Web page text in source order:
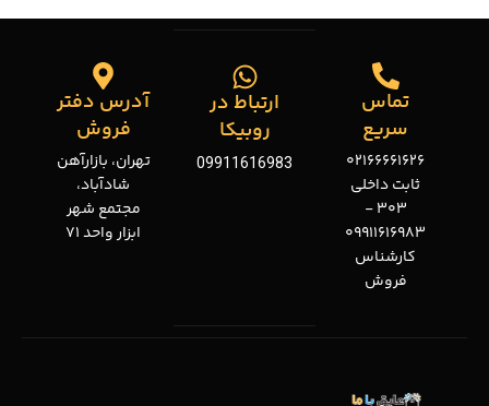
تماس
سریع
02166661626
ثابت داخلی
303 -
09911616983
کارشناس
فروش
ارتباط در
روبیکا
09911616983
آدرس دفتر
فروش
تهران، بازارآهن
شادآباد،
مجتمع شهر
ابزار واحد 71